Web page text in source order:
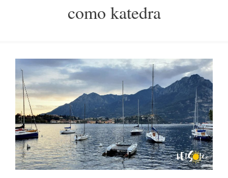
como katedra